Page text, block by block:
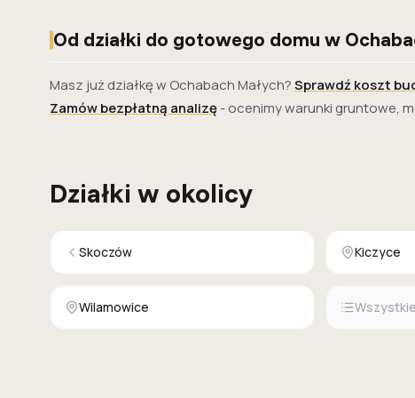
Od działki do gotowego domu w
Masz już działkę w Ochabach Małych?Sprawdź koszt
Zamów bezpłatną analizę- ocenimy warunki gruntowe,
Działki w okolicy
Skoczów Kiczyce
Wilamowice